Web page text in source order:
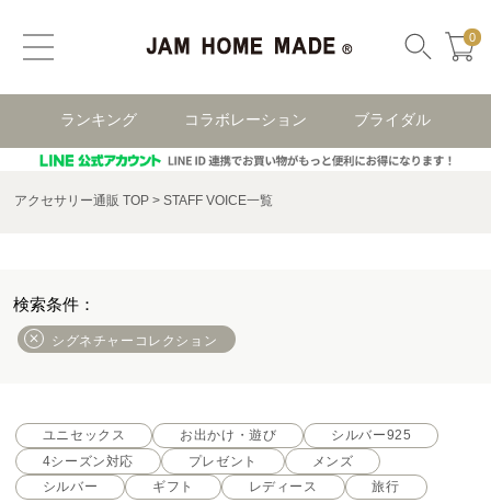
0
ランキング コラボレーション ブライダル
アクセサリー通販 TOP STAFF VOICE一覧
シグネチャーコレクション
ユニセックス お出かけ・遊び
シルバー925
4シーズン対応
プレゼント
メンズ
シルバー
ギフト レディース 旅行